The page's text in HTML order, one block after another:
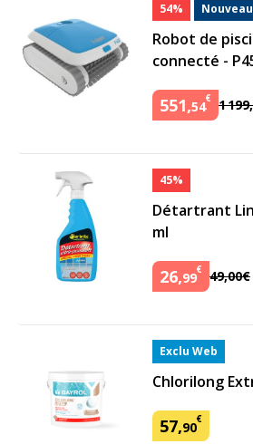
54% Nouveau
Robot de
connecté -
551,54€ 1199,
45%
Détartrant
ml
26,99€ 49,00€
Exclu Web
Chlorilong
57,90€